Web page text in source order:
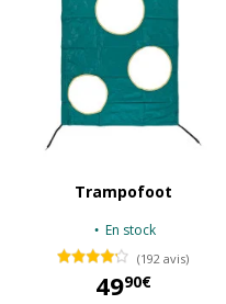
Trampofoot
En stock
(192 avis)
4990€